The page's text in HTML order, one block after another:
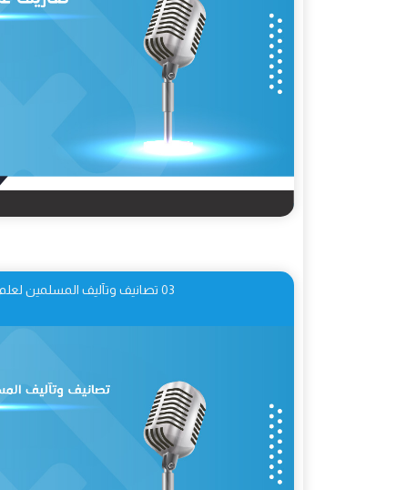
03 تصانيف وتآليف المسلمين لعلم الوقف والابتداء